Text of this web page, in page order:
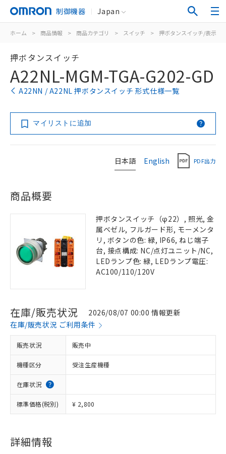
制御機器 Japan
ホーム > 商品情報 > 商品カテゴリ > スイッチ > 押ボタンスイッチ/表示灯
押ボタンスイッチ
A22NL-MGM-TGA-G202-GD
A22NN / A22NL 押ボタンスイッチ 形式仕様一覧
マイリストに追加
日本語 English PDF出力
商品概要
押ボタンスイッチ（φ22）, 照光, 金
属ベゼル, フルガード形, モーメンタ
リ, ボタンの色: 緑, IP66, ねじ端子
台, 接点構成: NC/点灯ユニット/NC,
LEDランプ色: 緑, LEDランプ電圧:
AC100/110/120V
在庫/販売状況
2026/08/07 00:00 情報更新
在庫/販売状況 ご利用条件
販売状況 販売中
機種区分 受注生産機種
在庫状況
標準価格(税別) ¥ 2,800
詳細情報